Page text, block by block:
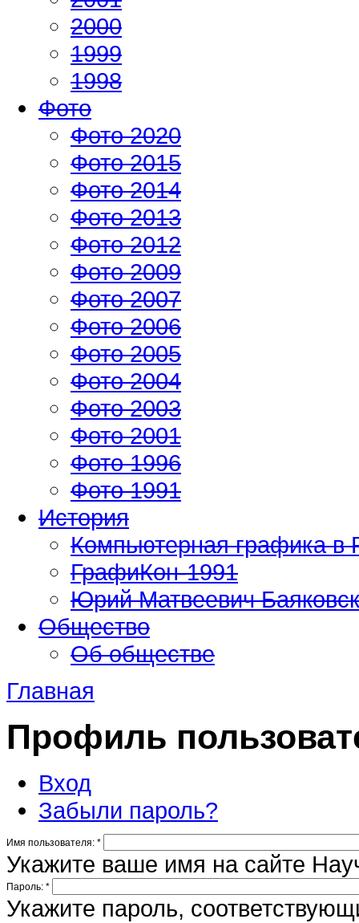
2000
1999
1998
Фото
Фото 2020
Фото 2015
Фото 2014
Фото 2013
Фото 2012
Фото 2009
Фото 2007
Фото 2006
Фото 2005
Фото 2004
Фото 2003
Фото 2001
Фото 1996
Фото 1991
История
Компьютерная графика в
ГрафиКон-1991
Юрий Матвеевич
Общество
Об обществе
Главная
Профиль
Вход
Забыли пароль?
Имя пользователя: *
Укажите ваше имя на сайте
Пароль: *
Укажите пароль,